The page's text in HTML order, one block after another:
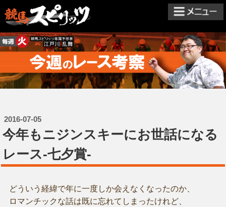
2016-07-05
今年もニジンスキーにお世話になる
レース-七夕賞-
どういう経緯で年に一度しか会えなくなったのか、
ロマンチックな話は既に忘れてしまったけれど、